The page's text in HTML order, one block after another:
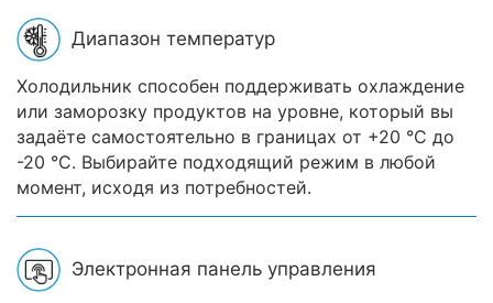
Диапазон температур
Холодильник способен поддерживать охлаждение
или заморозку продуктов на уровне, который вы
задаёте самостоятельно в границах от +20 °C до
-20 °C. Выбирайте подходящий режим в любой
момент, исходя из потребностей.
Электронная панель управления